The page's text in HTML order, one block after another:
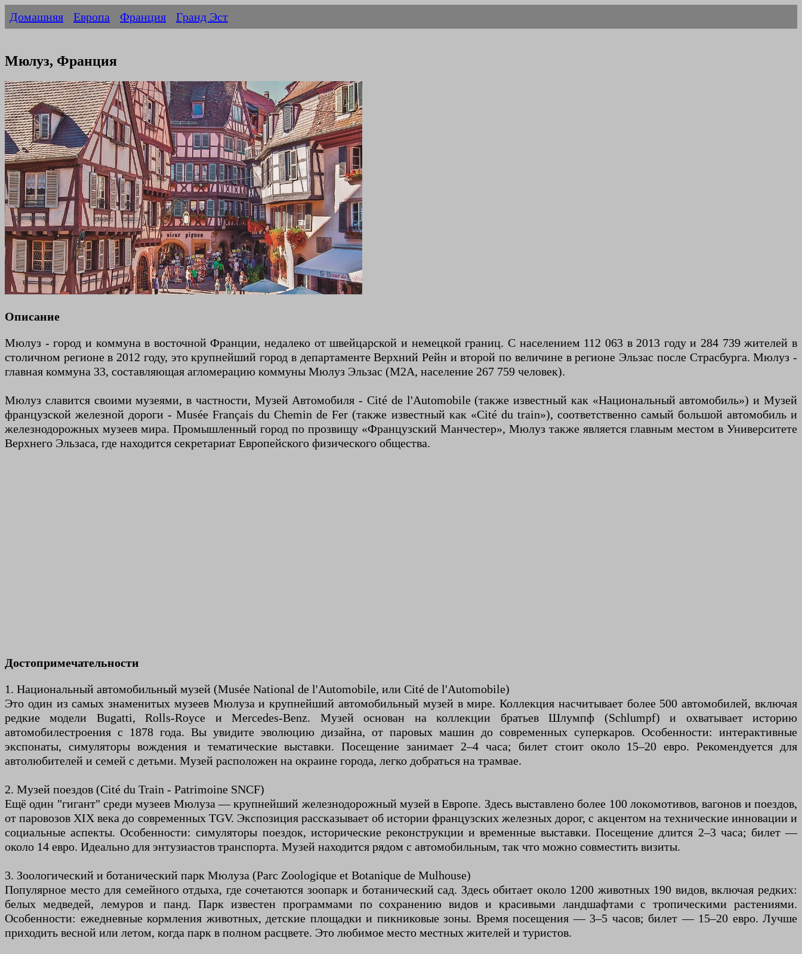
Домашняя Европа Франция Гранд Эст
Мюлуз, Франция
Описание
Мюлуз - город и коммуна в восточной Франции, недалеко от швейцарской и немецкой границ. С населением 112 063 в 2013 году и 284 739 жителей в
столичном регионе в 2012 году, это крупнейший город в департаменте Верхний Рейн и второй по величине в регионе Эльзас после Страсбурга. Мюлуз -
главная коммуна 33, составляющая агломерацию коммуны Мюлуз Эльзас (M2A, население 267 759 человек).
Мюлуз славится своими музеями, в частности, Музей Автомобиля - Cité de l'Automobile (также известный как «Национальный автомобиль») и Музей
французской железной дороги - Musée Français du Chemin de Fer (также известный как «Cité du train»), соответственно самый большой автомобиль и
железнодорожных музеев мира. Промышленный город по прозвищу «Французский Манчестер», Мюлуз также является главным местом в Университете
Верхнего Эльзаса, где находится секретариат Европейского физического общества.
Достопримечательности
1. Национальный автомобильный музей (Musée National de l'Automobile, или Cité de l'Automobile)
Это один из самых знаменитых музеев Мюлуза и крупнейший автомобильный музей в мире. Коллекция насчитывает более 500 автомобилей, включая
редкие модели Bugatti, Rolls-Royce и Mercedes-Benz. Музей основан на коллекции братьев Шлумпф (Schlumpf) и охватывает историю
автомобилестроения с 1878 года. Вы увидите эволюцию дизайна, от паровых машин до современных суперкаров. Особенности: интерактивные
экспонаты, симуляторы вождения и тематические выставки. Посещение занимает 2–4 часа; билет стоит около 15–20 евро. Рекомендуется для
автолюбителей и семей с детьми. Музей расположен на окраине города, легко добраться на трамвае.
2. Музей поездов (Cité du Train - Patrimoine SNCF)
Ещё один "гигант" среди музеев Мюлуза — крупнейший железнодорожный музей в Европе. Здесь выставлено более 100 локомотивов, вагонов и поездов,
от паровозов XIX века до современных TGV. Экспозиция рассказывает об истории французских железных дорог, с акцентом на технические инновации и
социальные аспекты. Особенности: симуляторы поездок, исторические реконструкции и временные выставки. Посещение длится 2–3 часа; билет —
около 14 евро. Идеально для энтузиастов транспорта. Музей находится рядом с автомобильным, так что можно совместить визиты.
3. Зоологический и ботанический парк Мюлуза (Parc Zoologique et Botanique de Mulhouse)
Популярное место для семейного отдыха, где сочетаются зоопарк и ботанический сад. Здесь обитает около 1200 животных 190 видов, включая редких:
белых медведей, лемуров и панд. Парк известен программами по сохранению видов и красивыми ландшафтами с тропическими растениями.
Особенности: ежедневные кормления животных, детские площадки и пикниковые зоны. Время посещения — 3–5 часов; билет — 15–20 евро. Лучше
приходить весной или летом, когда парк в полном расцвете. Это любимое место местных жителей и туристов.